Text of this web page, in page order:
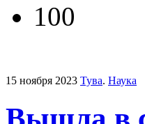
100
15 ноября 2023 Тува. Наука